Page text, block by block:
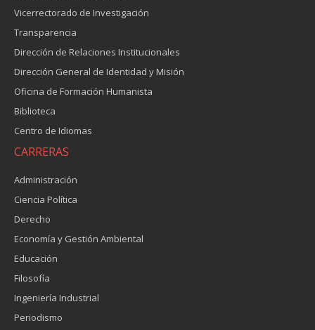
Vicerrectorado de Investigación
Transparencia
Dirección de Relaciones Institucionales
Dirección General de Identidad y Misión
Oficina de Formación Humanista
Biblioteca
Centro de Idiomas
CARRERAS
Administración
Ciencia Política
Derecho
Economía y Gestión Ambiental
Educación
Filosofía
Ingeniería Industrial
Periodismo